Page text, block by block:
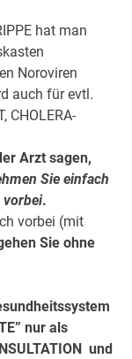
hat man
Noroviren
auch für evtl.
CHOLERA-
Arzt sagen,
Sie einfach
vorbei.
vorbei (mit
Sie ohne
nur als
und